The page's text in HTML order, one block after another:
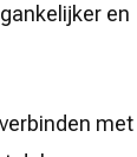
en
met